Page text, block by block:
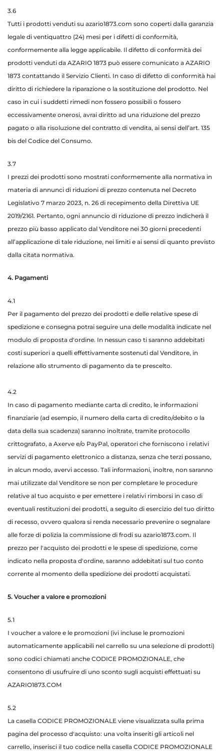
3.6
Tutti i prodotti venduti su azario1873.com sono coperti dalla garanzia
legale di ventiquattro (24) mesi per i difetti di conformità,
conformemente alla legge applicabile. Il difetto di conformità dei
prodotti venduti da AZARIO 1873 può essere comunicato a AZARIO
1873 contattando il Servizio Clienti. In caso di difetto di conformità hai
diritto di richiedere la riparazione o la sostituzione del prodotto. Nel
caso in cui i suddetti rimedi non fossero possibili o fossero
eccessivamente onerosi, avrai diritto ad una riduzione del prezzo
pagato o alla risoluzione del contratto di vendita, ai sensi dell’art. 135
bis del Codice del Consumo.
3.7
I prezzi dei prodotti sono mostrati conformemente alla normativa in
materia di annunci di riduzioni di prezzo contenuta nel Decreto
Legislativo 7 marzo 2023, n. 26 di recepimento della Direttiva UE
2019/2161. Pertanto, ogni annuncio di riduzione di prezzo indicherà il
prezzo più basso applicato dal Venditore nei 30 giorni precedenti
all’applicazione di tale riduzione, nei limiti e ai sensi di quanto previsto
dalla citata normativa.
4. Pagamenti
4.1
Per il pagamento del prezzo dei prodotti e delle relative spese di
spedizione e consegna potrai seguire una delle modalità indicate nel
modulo di proposta d'ordine. In nessun caso ti saranno addebitati
costi superiori a quelli effettivamente sostenuti dal Venditore, in
relazione allo strumento di pagamento da te prescelto.
4.2
In caso di pagamento mediante carta di credito, le informazioni
finanziarie (ad esempio, il numero della carta di credito/debito o la
data della sua scadenza) saranno inoltrate, tramite protocollo
crittografato, a Axerve e/o PayPal, operatori che forniscono i relativi
servizi di pagamento elettronico a distanza, senza che terzi possano,
in alcun modo, avervi accesso. Tali informazioni, inoltre, non saranno
mai utilizzate dal Venditore se non per completare le procedure
relative al tuo acquisto e per emettere i relativi rimborsi in caso di
eventuali restituzioni dei prodotti, a seguito di esercizio del tuo diritto
di recesso, ovvero qualora si renda necessario prevenire o segnalare
alle forze di polizia la commissione di frodi su azario1873.com. Il
prezzo per l'acquisto dei prodotti e le spese di spedizione, come
indicato nella proposta d'ordine, saranno addebitati sul tuo conto
corrente al momento della spedizione dei prodotti acquistati.
5. Voucher a valore e promozioni
5.1
I voucher a valore e le promozioni (ivi incluse le promozioni
automaticamente applicabili nel carrello su una selezione di prodotti)
sono codici chiamati anche CODICE PROMOZIONALE, che
consentono di usufruire di uno sconto sugli acquisti effettuati su
AZARIO1873.COM
5.2
La casella CODICE PROMOZIONALE viene visualizzata sulla prima
pagina del processo d'acquisto: una volta inseriti gli articoli nel
carrello, inserisci il tuo codice nella casella CODICE PROMOZIONALE